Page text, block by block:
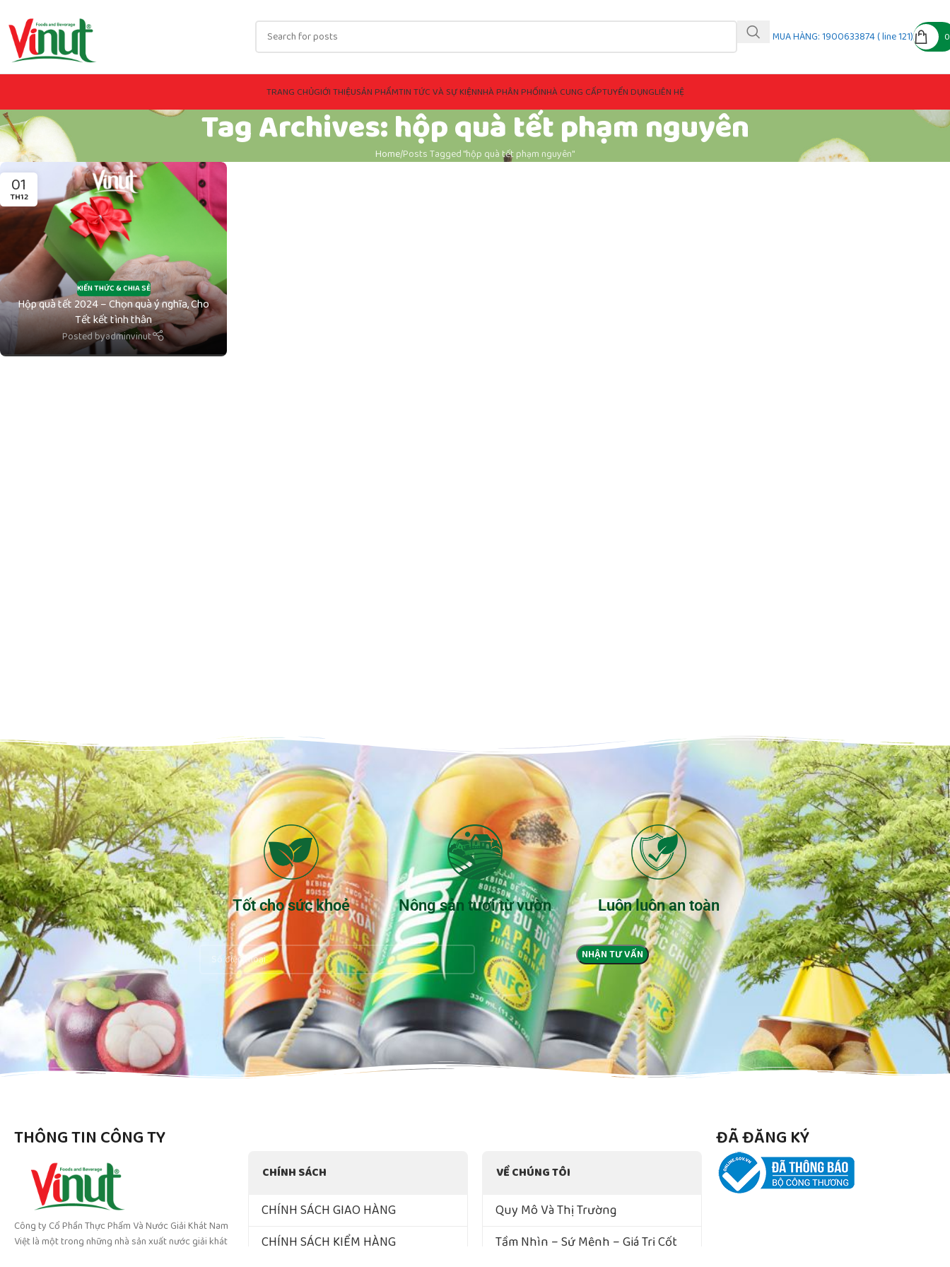
MUA HÀNG: 1900633874 ( line 121)
TRANG CHỦGIỚI THIỆUSẢN PHẨMTIN TỨC VÀ SỰ KIỆNNHÀ PHÂN PHỐINHÀ CUNG CẤPTUYỂN DỤNGLIÊN HỆ
Tag Archives: hộp quà tết phạm nguyên
HomePosts Tagged "hộp quà tết phạm nguyên"
01
TH12
KIẾN THỨC & CHIA SẺ
Hộp quà tết 2024 – Chọn quà ý nghĩa, Cho
Tết kết tình thân
Posted byadminvinut
Tốt cho sức khoẻ Nông sản tươi từ vườn Luôn luôn an toàn
THÔNG TIN CÔNG TY
Công ty Cổ Phần Thực Phẩm Và Nước Giải Khát Nam
Việt là một trong những nhà sản xuất nước giải khát
CHÍNH SÁCH
CHÍNH SÁCH GIAO HÀNG
CHÍNH SÁCH KIỂM HÀNG
VỀ CHÚNG TÔI
Quy Mô Và Thị Trường
Tầm Nhìn – Sứ Mệnh – Giá Trị Cốt
ĐÃ ĐĂNG KÝ